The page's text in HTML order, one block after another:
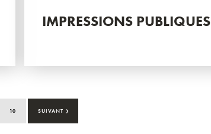
IMPRESSIONS PUBLIQUES
10 SUIVANT ›